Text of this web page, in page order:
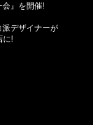
』を開催!
デザイナーが
に!